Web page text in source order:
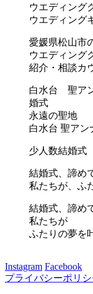
ウエディング
ウエディング
愛媛県松山市
ウエディング
紹介・相談カ
白水台 聖ア
婚式
永遠の聖地
白水台 聖アン
少人数結婚式
結婚式、諦め
私たちが、ふ
結婚式、諦め
私たちが
ふたりの夢を
Instagram Facebook
プライバシーポリシ